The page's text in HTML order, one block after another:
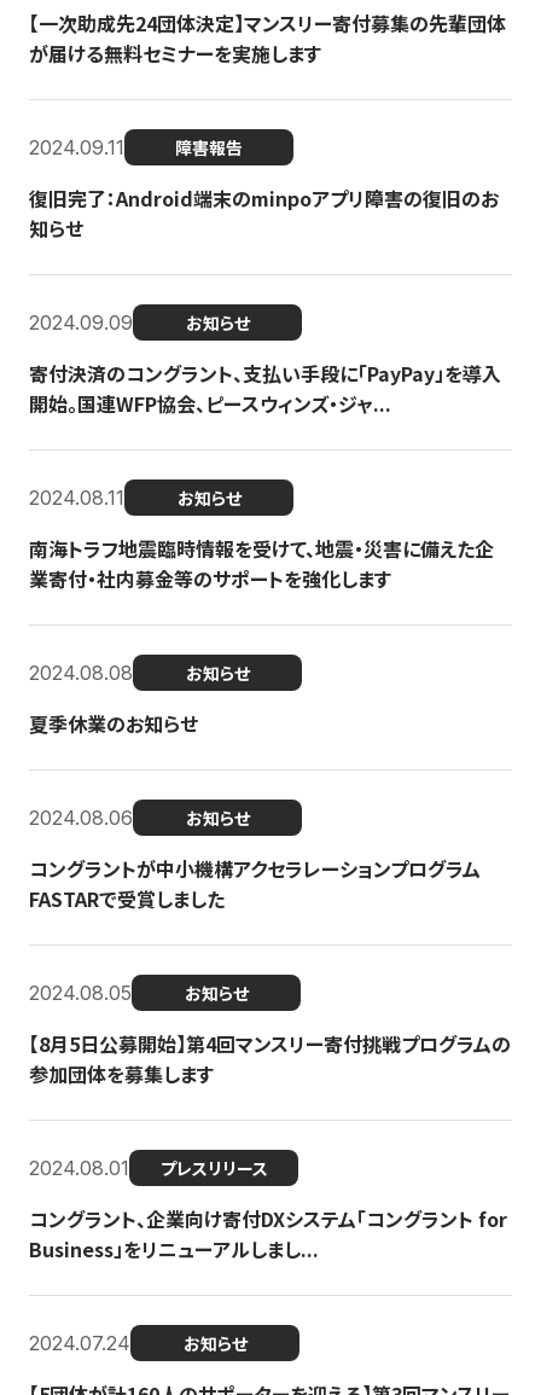
【一次助成先24団体決定】マンスリー寄付募集の先輩団体
が届ける無料セミナーを実施します
2024.09.11 障害報告
復旧完了：Android端末のminpoアプリ障害の復旧のお
知らせ
2024.09.09 お知らせ
寄付決済のコングラント、支払い手段に「PayPay」を導入
開始。国連WFP協会、ピースウィンズ・ジャ...
2024.08.11 お知らせ
南海トラフ地震臨時情報を受けて、地震・災害に備えた企
業寄付・社内募金等のサポートを強化します
2024.08.08 お知らせ
夏季休業のお知らせ
2024.08.06 お知らせ
コングラントが中小機構アクセラレーションプログラム
FASTARで受賞しました
2024.08.05 お知らせ
【8月5日公募開始】第4回マンスリー寄付挑戦プログラムの
参加団体を募集します
2024.08.01 プレスリリース
コングラント、企業向け寄付DXシステム「コングラント for
Business」をリニューアルしまし...
2024.07.24 お知らせ